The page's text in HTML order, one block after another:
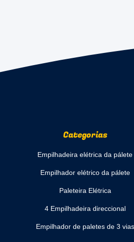
Categorias
Empilhadeira elétrica da pálete
Empilhador elétrico da pálete
Paleteira Elétrica
4 Empilhadeira direccional
Empilhador de paletes de 3 vias